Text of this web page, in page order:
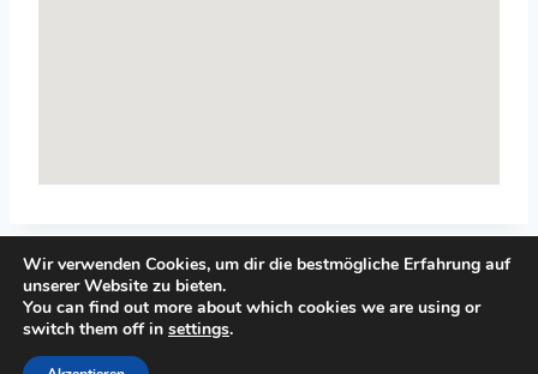
© 2026 Top-Systemisches-Coaching.de
Wir verwenden Cookies, um dir die bestmögliche Erfahrung auf
unserer Website zu bieten.
You can find out more about which cookies we are using or
switch them off in settings.